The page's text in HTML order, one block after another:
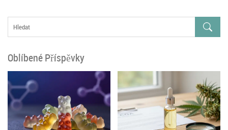
Oblíbené Příspěvky